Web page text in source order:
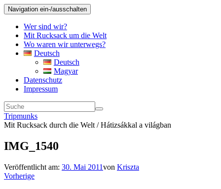
Navigation ein-/ausschalten
Wer sind wir?
Mit Rucksack um die Welt
Wo waren wir unterwegs?
Deutsch
Deutsch
Magyar
Datenschutz
Impressum
Tripmunks
Mit Rucksack durch die Welt / Hátizsákkal a világban
IMG_1540
Veröffentlicht am: 30. Mai 2011von Kriszta
Vorherige